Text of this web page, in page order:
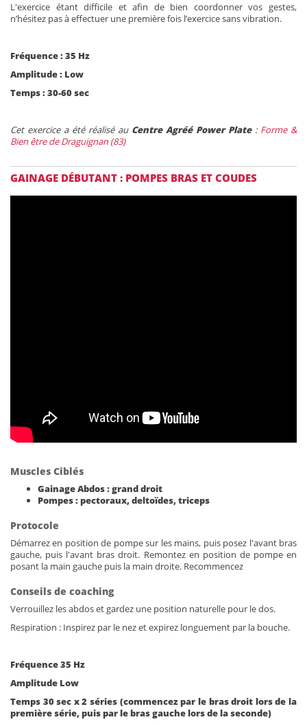
L'exercice étant difficile et afin de bien coordonner vos gestes,
n’hésitez pas à effectuer une première fois l’exercice sans vibration.
Fréquence : 35 Hz
Amplitude : Low
Temps : 30-60 sec
Cet exercice a été réalisé au Centre Agréé Power Plate: Forme &
Bien être de Draguignan (83)
GAINAGE DÉBUTANT : POMPES BRAS ET COUDES
Muscles Ciblés
Gainage Abdos : grand droit
Pompes : pectoraux, deltoïdes, triceps
Protocole
Démarrez en position de pompe sur les mains, puis posez l'avant bras
gauche, puis l'avant bras droit. Remontez en position de pompe en
posant la main gauche puis la main droite. Recommencez
Conseils de coaching
Verrouillez les abdos et gardez une position naturelle pour le dos.
Respiration : Inspirez par le nez et expirez longuement par la bouche.
Fréquence 35 Hz
Amplitude Low
Temps 30 sec x 2 séries (commencez par le bras droit lors de la
première série, puis par le bras gauche lors de la seconde)